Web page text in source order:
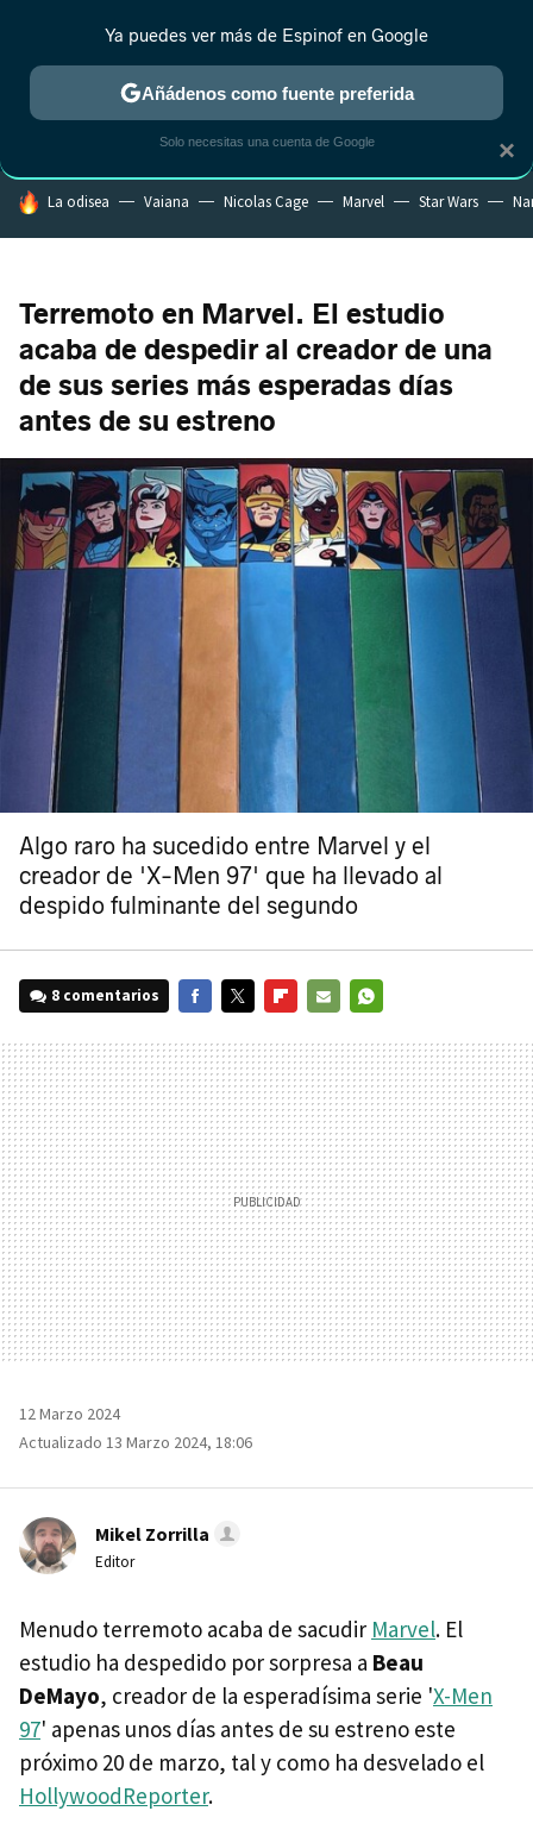
ESTRENOS REALITY ANIME RANKINGS CINE
HOY SE HABLA DE
La odisea Vaiana Nicolas Cage Marvel Star Wars
Terremoto en Marvel. El estudio
acaba de despedir al creador de una
de sus series más esperadas días
antes de su estreno
Algo raro ha sucedido entre Marvel y el
creador de 'X-Men 97' que ha llevado al
despido fulminante del segundo
8 comentarios
MAIL
12 Marzo 2024
Actualizado 13 Marzo 2024, 18:06
Mikel Zorrilla
Editor
Menudo terremoto acaba de sacudir Marvel. El
estudio ha despedido por sorpresa a Beau
DeMayo, creador de la esperadísima serie 'X-Men
97' apenas unos días antes de su estreno este
próximo 20 de marzo, tal y como ha desvelado el
HollywoodReporter.
×
Ya puedes ver más de Espinof en Google
Añádenos como fuente preferida
Solo necesitas una cuenta de Google